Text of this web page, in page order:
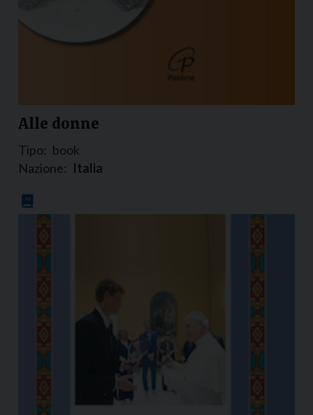
Alle donne
Tipo: book
Nazione: Italia